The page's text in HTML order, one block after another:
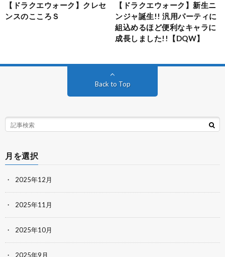
【ドラクエウォーク】クレセ
ンスのこころＳ
【ドラクエウォーク】新生ニ
ンジャ誕生!! 汎用パーティに
組込めるほど便利なキャラに
成長しました!!【DQW】
Back to Top
月を選択
2025年12月
2025年11月
2025年10月
2025年9月